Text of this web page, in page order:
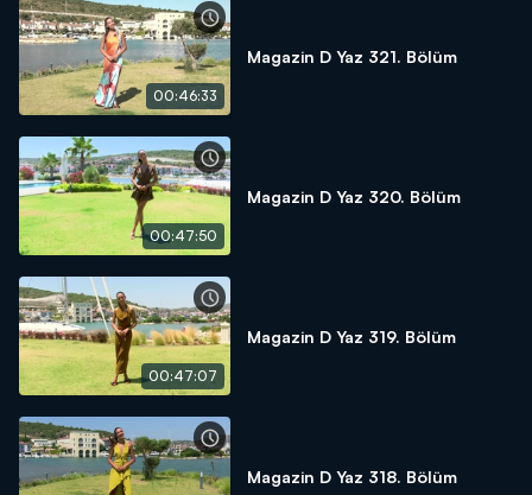
00:46:33
Magazin D Yaz 321. Bölüm
00:47:50
Magazin D Yaz 320. Bölüm
00:47:07
Magazin D Yaz 319. Bölüm
Magazin D Yaz 318. Bölüm